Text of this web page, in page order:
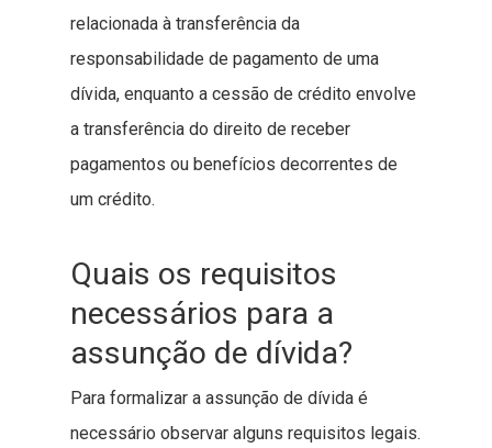
relacionada à transferência da
responsabilidade de pagamento de uma
dívida, enquanto a cessão de crédito envolve
a transferência do direito de receber
pagamentos ou benefícios decorrentes de
um crédito.
Quais os requisitos
necessários para a
assunção de dívida?
Para formalizar a assunção de dívida é
necessário observar alguns requisitos legais.